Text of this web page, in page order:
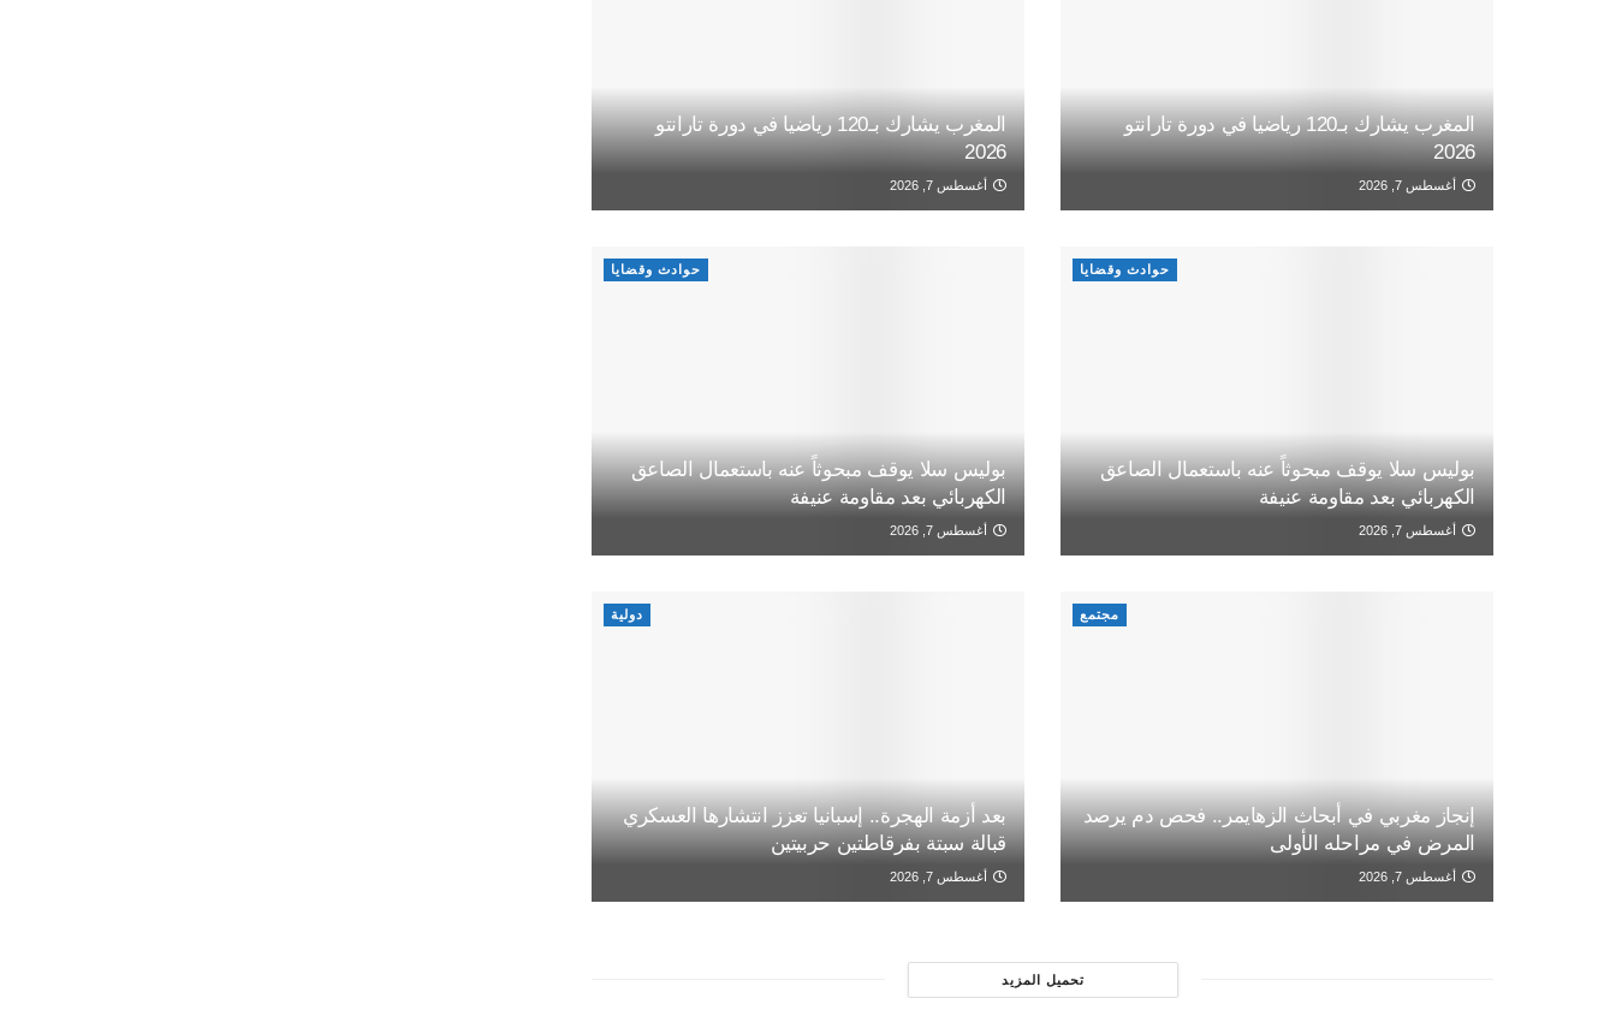
المغرب يشارك بـ120 رياضيا في دورة تارانتو
2026
أغسطس 7, 2026
المغرب يشارك بـ120 رياضيا في دورة تارانتو
2026
أغسطس 7, 2026
حوادث وقضايا
بوليس سلا يوقف مبحوثاً عنه باستعمال الصاعق
الكهربائي بعد مقاومة عنيفة
أغسطس 7, 2026
حوادث وقضايا
بوليس سلا يوقف مبحوثاً عنه باستعمال الصاعق
الكهربائي بعد مقاومة عنيفة
أغسطس 7, 2026
مجتمع
إنجاز مغربي في أبحاث الزهايمر.. فحص دم يرصد
المرض في مراحله الأولى
أغسطس 7, 2026
دولية
بعد أزمة الهجرة.. إسبانيا تعزز انتشارها العسكري
قبالة سبتة بفرقاطتين حربيتين
أغسطس 7, 2026
تحميل المزيد